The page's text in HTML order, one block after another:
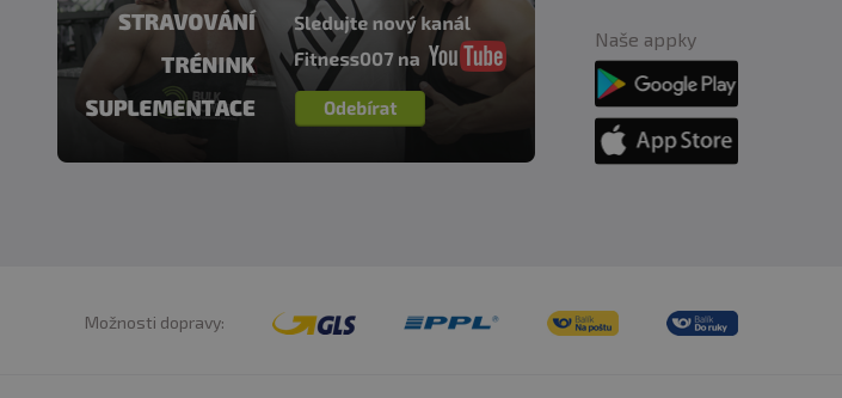
Naše appky
Možnosti dopravy: